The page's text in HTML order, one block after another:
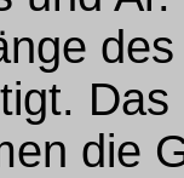
die